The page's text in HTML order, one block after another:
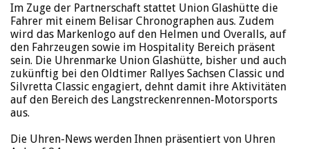
Im Zuge der Partnerschaft stattet Union Glashütte die
Fahrer mit einem Belisar Chronographen aus. Zudem
wird das Markenlogo auf den Helmen und Overalls, auf
den Fahrzeugen sowie im Hospitality Bereich präsent
sein. Die Uhrenmarke Union Glashütte, bisher und auch
zukünftig bei den Oldtimer Rallyes Sachsen Classic und
Silvretta Classic engagiert, dehnt damit ihre Aktivitäten
auf den Bereich des Langstreckenrennen-Motorsports
aus.
Die Uhren-News werden Ihnen präsentiert von Uhren